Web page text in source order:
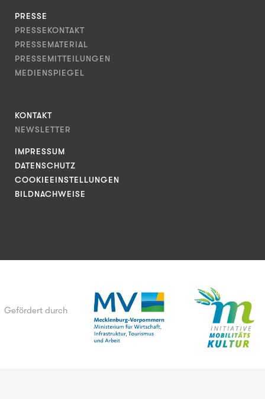
PRESSE
PRESSEKONTAKT
PRESSEMATERIAL
PRESSEMITTEILUNGEN
MEDIENSPIEGEL
KONTAKT
NEWSLETTER
IMPRESSUM
DATENSCHUTZ
COOKIEEINSTELLUNGEN
BILDNACHWEISE
Gefördert durch